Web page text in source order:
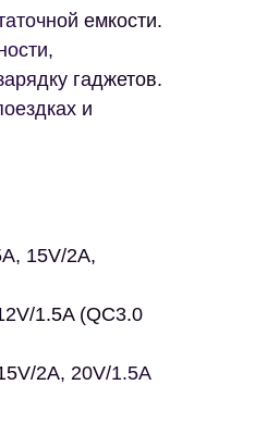
емкости.
гаджетов.
и
15V/2A,
1.5A (QC3.0
2A, 20V/1.5A